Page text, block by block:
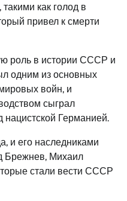
как голод в
привел к смерти
роль в истории СССР и
одним из основных
войн, и
сыграл
Германией.
и его наследниками
Брежнев, Михаил
стали вести СССР